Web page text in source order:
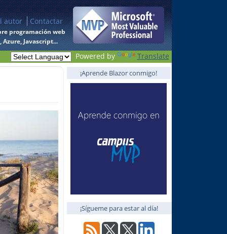
autor Contactar
programación web
Azure, Javascript...
Powered by Translate
¡Aprende Blazor conmigo!
¡Sígueme para estar al día!